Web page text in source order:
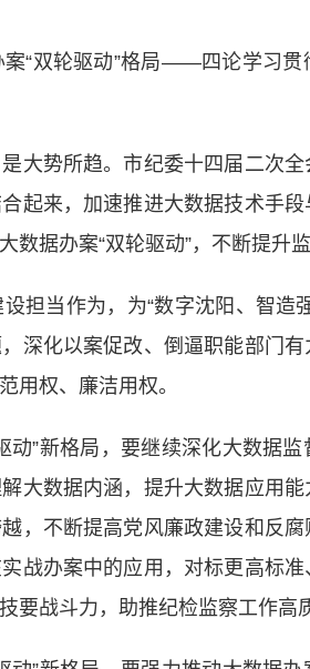
双轮驱动”格局——四论学习贯
势所趋。市纪委十四届二次全
起来，加速推进大数据技术手
据办案“双轮驱动”，不断提升监
当作为，为“数字沈阳、智造强
深化以案促改、倒逼职能部门有
用权、廉洁用权。
”新格局，要继续深化大数据监
大数据内涵，提升大数据应用
，不断提高党风廉政建设和反
战办案中的应用，对标更高标
要战斗力，助推纪检监察工作高